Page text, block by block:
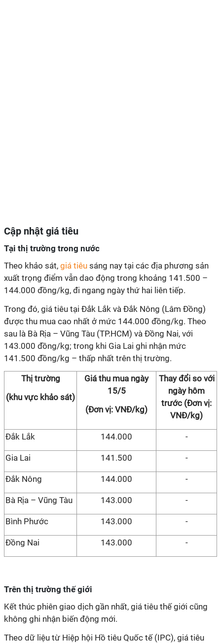
Cập nhật giá tiêu
Tại thị trường trong nước
Theo khảo sát, giá tiêu sáng nay tại các địa phương sản
xuất trọng điểm vẫn dao động trong khoảng 141.500 –
144.000 đồng/kg, đi ngang ngày thứ hai liên tiếp.
Trong đó, giá tiêu tại Đắk Lắk và Đắk Nông (Lâm Đồng)
được thu mua cao nhất ở mức 144.000 đồng/kg. Theo
sau là Bà Rịa – Vũng Tàu (TP.HCM) và Đồng Nai, với
143.000 đồng/kg; trong khi Gia Lai ghi nhận mức
141.500 đồng/kg – thấp nhất trên thị trường.
Thị trường
(khu vực khảo sát)
Giá thu mua ngày
15/5
(Đơn vị: VNĐ/kg)
Thay đổi so với
ngày hôm
trước (Đơn vị:
VNĐ/kg)
Đắk Lắk 144.000 -
Gia Lai 141.500 -
Đắk Nông 144.000 -
Bà Rịa – Vũng Tàu 143.000 -
Bình Phước 143.000 -
Đồng Nai 143.000 -
Trên thị trường thế giới
Kết thúc phiên giao dịch gần nhất, giá tiêu thế giới cũng
không ghi nhận biến động mới.
Theo dữ liệu từ Hiệp hội Hồ tiêu Quốc tế (IPC), giá tiêu